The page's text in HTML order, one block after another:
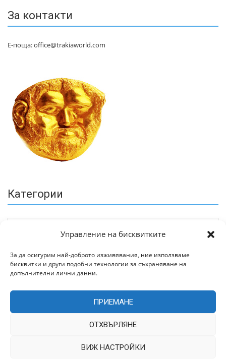
Управление на бисквитките
За да осигурим най-доброто изживявания, ние използваме
бисквитки и други подобни технологии за съхраняване на
допълнителни лични данни.
ПРИЕМАНЕ
ОТХВЪРЛЯНЕ
ВИЖ НАСТРОЙКИ
За контакти
Е-поща: office@trakiaworld.com
Категории
Архив